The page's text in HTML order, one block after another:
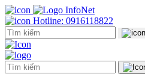
Hotline: 0916118822